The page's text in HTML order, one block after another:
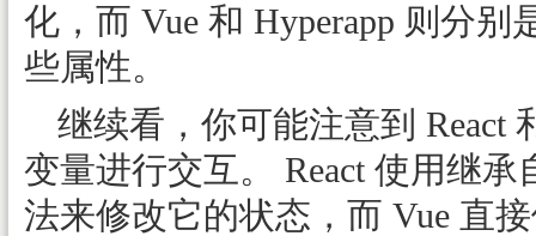
化，而 Vue 和 Hyperapp 则分别
些属性。
继续看，你可能注意到 React
变量进行交互。 React 使用继承
法来修改它的状态，而 Vue 直